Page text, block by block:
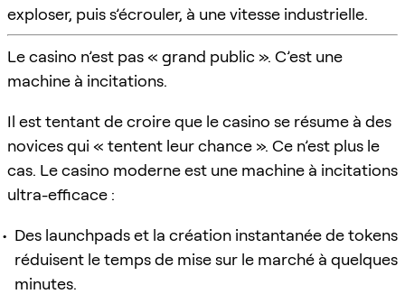
exploser, puis s’écrouler, à une vitesse industrielle.
Le casino n’est pas « grand public ». C’est une
machine à incitations.
Il est tentant de croire que le casino se résume à des
novices qui « tentent leur chance ». Ce n’est plus le
cas. Le casino moderne est une machine à incitations
ultra-efficace :
Des launchpads et la création instantanée de tokens
réduisent le temps de mise sur le marché à quelques
minutes.